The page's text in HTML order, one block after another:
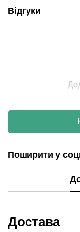
Відгуки
Поширити у
Достава